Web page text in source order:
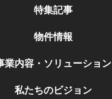
特集記事
物件情報
業内容・ソリューション
私たちのビジョン